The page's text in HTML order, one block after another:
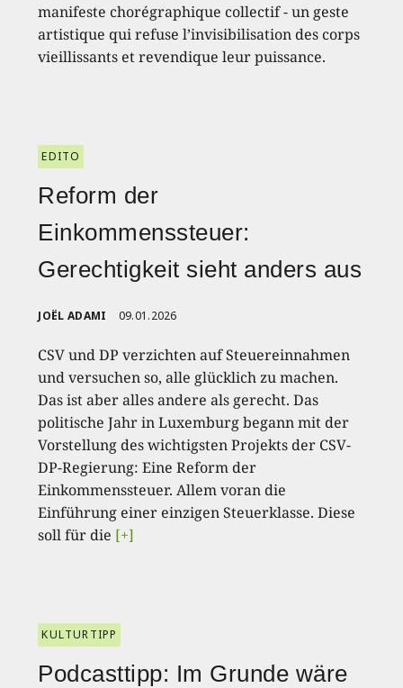
manifeste chorégraphique collectif - un geste
artistique qui refuse l’invisibilisation des corps
vieillissants et revendique leur puissance.
EDITO
Reform der
Einkommenssteuer:
Gerechtigkeit sieht anders aus
JOËL ADAMI 09.01.2026
CSV und DP verzichten auf Steuereinnahmen
und versuchen so, alle glücklich zu machen.
Das ist aber alles andere als gerecht. Das
politische Jahr in Luxemburg begann mit der
Vorstellung des wichtigsten Projekts der CSV-
DP-Regierung: Eine Reform der
Einkommenssteuer. Allem voran die
Einführung einer einzigen Steuerklasse. Diese
soll für die [+]
KULTURTIPP
Podcasttipp: Im Grunde wäre